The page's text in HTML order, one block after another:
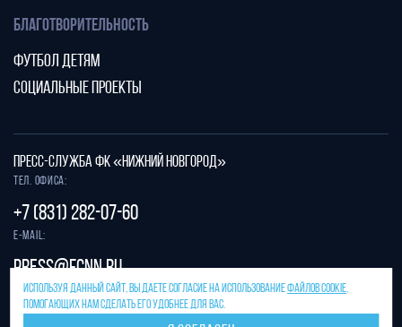
БЛАГОТВОРИТЕЛЬНОСТЬ
ФУТБОЛ ДЕТЯМ
СОЦИАЛЬНЫЕ ПРОЕКТЫ
Защита от спама reCAPTCHA.
Конфиденциальностьиусловия использования
ПРЕСС-СЛУЖБА ФК «НИЖНИЙ НОВГОРОД»
Тел. офиса:
+7 (831) 282-07-60
E-mail:
press@fcnn.ru
ИСПОЛЬЗУЯ ДАННЫЙ САЙТ, ВЫ ДАЕТЕ СОГЛАСИЕ НА ИСПОЛЬЗОВАНИЕФАЙЛОВ COOKIE,
ПОМОГАЮЩИХ НАМ СДЕЛАТЬ ЕГО УДОБНЕЕ ДЛЯ ВАС.